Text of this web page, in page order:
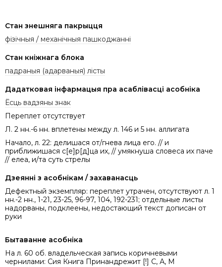
Стан знешняга пакрыцця
фізічныя / механічныя пашкоджанні
Стан кніжнага блока
падраныя (адарваныя) лісты
Дадатковая інфармацыя пра асаблівасці асобніка
Ёсць вадзяны знак
Переплет отсутствует
Л. 2 нн.-6 нн. вплетены между л. 146 и 5 нн. аллигата
Начало, л. 22: делишася от/гнева лица его. // и
приближишася с[е]р[д]ца их, // умякнуша словеса их паче
// елеа, и/та суть стрелы
Дзеянні з асобнікам / захаванасць
Дефектный экземпляр: переплет утрачен, отсутствуют л. 1
нн.-2 нн., 1-21, 23-25, 96-97, 104, 192-231; отдельные листы
надорваны, подклеены, недостающий текст дописан от
руки
Бытаванне асобніка
На л. 60 об. владельческая запись коричневыми
чернилами: Сия Книга Принандрежит [!] С, А, М